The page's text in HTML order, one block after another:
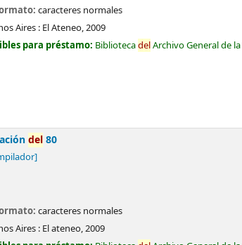
caracteres normales
Aires : El Ateneo,2009
para préstamo: BibliotecadelArchivo General de
del80
caracteres normales
Aires : El ateneo,2009